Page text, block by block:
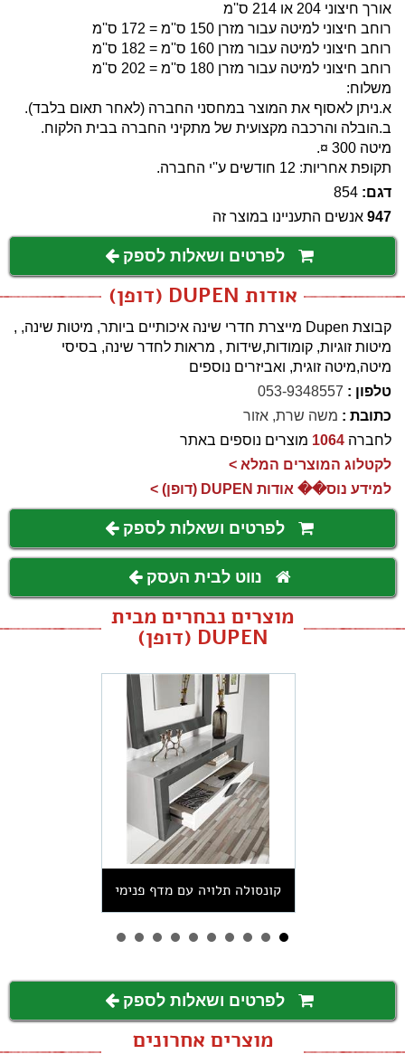
אורך חיצוני 204 או 214 ס''מ
רוחב חיצוני למיטה עבור מזרן 150 ס''מ = 172 ס''מ
רוחב חיצוני למיטה עבור מזרן 160 ס''מ = 182 ס''מ
רוחב חיצוני למיטה עבור מזרן 180 ס''מ = 202 ס''מ
משלוח:
א.ניתן לאסוף את המוצר במחסני החברה (לאחר תאום בלבד).
ב.הובלה והרכבה מקצועית של מתקיני החברה בבית הלקוח.
מיטה 300 ¤.
תקופת אחריות: 12 חודשים ע''י החברה.
דגם: 854
947 אנשים התעניינו במוצר זה
לפרטים ושאלות לספק
אודות DUPEN (דופן)
קבוצת Dupen מייצרת חדרי שינה איכותיים ביותר, מיטות שינה, ,
מיטות זוגיות, קומודות,שידות , מראות לחדר שינה, בסיסי
מיטה,מיטה זוגית, ואביזרים נוספים
טלפון : 053-9348557
כתובת : משה שרת, אזור
לחברה 1064 מוצרים נוספים באתר
לקטלוג המוצרים המלא >
למידע נוס�� אודות DUPEN (דופן) >
לפרטים ושאלות לספק
נווט לבית העסק
מוצרים נבחרים מבית
DUPEN (דופן)
קונסולה תלויה עם מדף פנימי
לפרטים ושאלות לספק
מוצרים אחרונים